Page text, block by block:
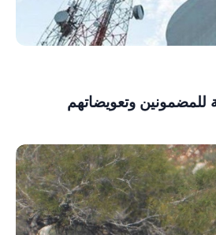
للمضمونين وتعويضاتهم